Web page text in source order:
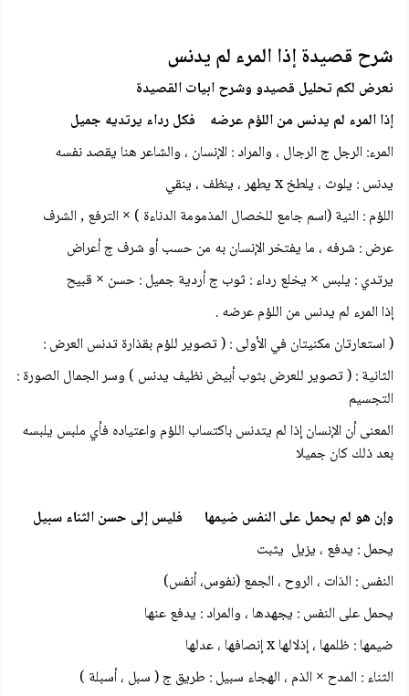
شرح قصيدة إذا المرء لم يدنس
نعرض لكم تحليل قصيدو وشرح ابيات القصيدة
إذا المرء لم يدنس من اللؤم عرضه فكل رداء يرتديه جميل
المرء: الرجل ج الرجال ، والمراد : الإنسان ، والشاعر هنا يقصد نفسه
يدنس : يلوث ، يلطخ x يطهر ، ينظف ، ينقي
اللؤم : النية (اسم جامع للخصال المذمومة الدناءة ) × الترفع , الشرف
عرض : شرفه ، ما يفتخر الإنسان به من حسب أو شرف ج أعراض
يرتدي : يلبس × يخلع رداء : ثوب ج أردية جميل : حسن × قبيح
إذا المرء لم يدنس من اللؤم عرضه .
( استعارتان مكنيتان في الأولى : ( تصوير للؤم بقذارة تدنس العرض :
الثانية : ( تصوير للعرض بثوب أبيض نظيف يدنس ) وسر الجمال الصورة :
التجسيم
المعنى أن الإنسان إذا لم يتدنس باكتساب اللؤم واعتياده فأي ملبس يلبسه
بعد ذلك كان جميلا
وإن هو لم يحمل على النفس ضيمها فليس إلى حسن الثناء سبيل
يحمل : يدفع ، يزيل يثبت
النفس : الذات ، الروح ، الجمع (نفوس، أنفس)
يحمل على النفس : يجهدها ، والمراد : يدفع عنها
ضيمها : ظلمها ، إذلالها x إنصافها ، عدلها
الثناء : المدح × الذم ، الهجاء سبيل : طريق ج ( سبل ، أسبلة )